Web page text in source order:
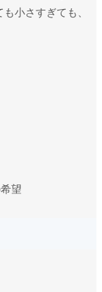
小さすぎても、
望